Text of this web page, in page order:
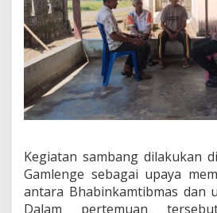
S
o
s
i
l
i
s
a
P
r
o
g
Kegiatan sambang dilakukan
Gamlenge sebagai upaya
antara Bhabinkamtibmas dan
Dalam pertemuan